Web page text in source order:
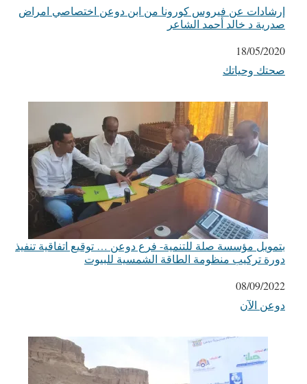
إرشادات عن فيروس كورونا من ابن دوعن اختصاصي امراض
صدرية د خالد أحمد الشاعر
التاريخ
18/05/2020
في ما يتعلق بما يأتي
صحتك وحياتك
بتمويل مؤسسة صلة للتنمية- فرع دوعن … توقيع اتفاقية تنفيذ
دورة تركيب منظومة الطاقة الشمسية للبيوت
التاريخ
08/09/2022
في ما يتعلق بما يأتي
دوعن الآن